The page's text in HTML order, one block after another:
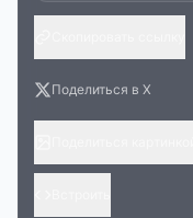
Поделиться в X